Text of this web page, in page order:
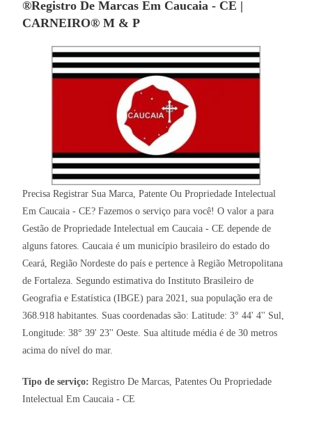
®Registro De Marcas Em Caucaia - CE |
CARNEIRO® M & P
Precisa Registrar Sua Marca, Patente Ou Propriedade Intelectual
Em Caucaia - CE? Fazemos o serviço para você! O valor a para
Gestão de Propriedade Intelectual em Caucaia - CE depende de
alguns fatores. Caucaia é um município brasileiro do estado do
Ceará, Região Nordeste do país e pertence à Região Metropolitana
de Fortaleza. Segundo estimativa do Instituto Brasileiro de
Geografia e Estatística (IBGE) para 2021, sua população era de
368.918 habitantes. Suas coordenadas são: Latitude: 3° 44' 4'' Sul,
Longitude: 38° 39' 23'' Oeste. Sua altitude média é de 30 metros
acima do nível do mar.
Tipo de serviço:Registro De Marcas, Patentes Ou Propriedade
Intelectual Em Caucaia - CE